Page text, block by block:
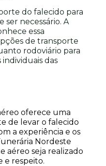
do falecido para
necessário. A
essa
de transporte
rodoviário para
das
oferece uma
de levar o falecido
a experiência e os
Nordeste
aéreo seja realizado
e respeito.